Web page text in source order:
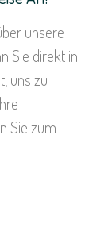
unsere
Sie direkt in
uns zu
Sie zum